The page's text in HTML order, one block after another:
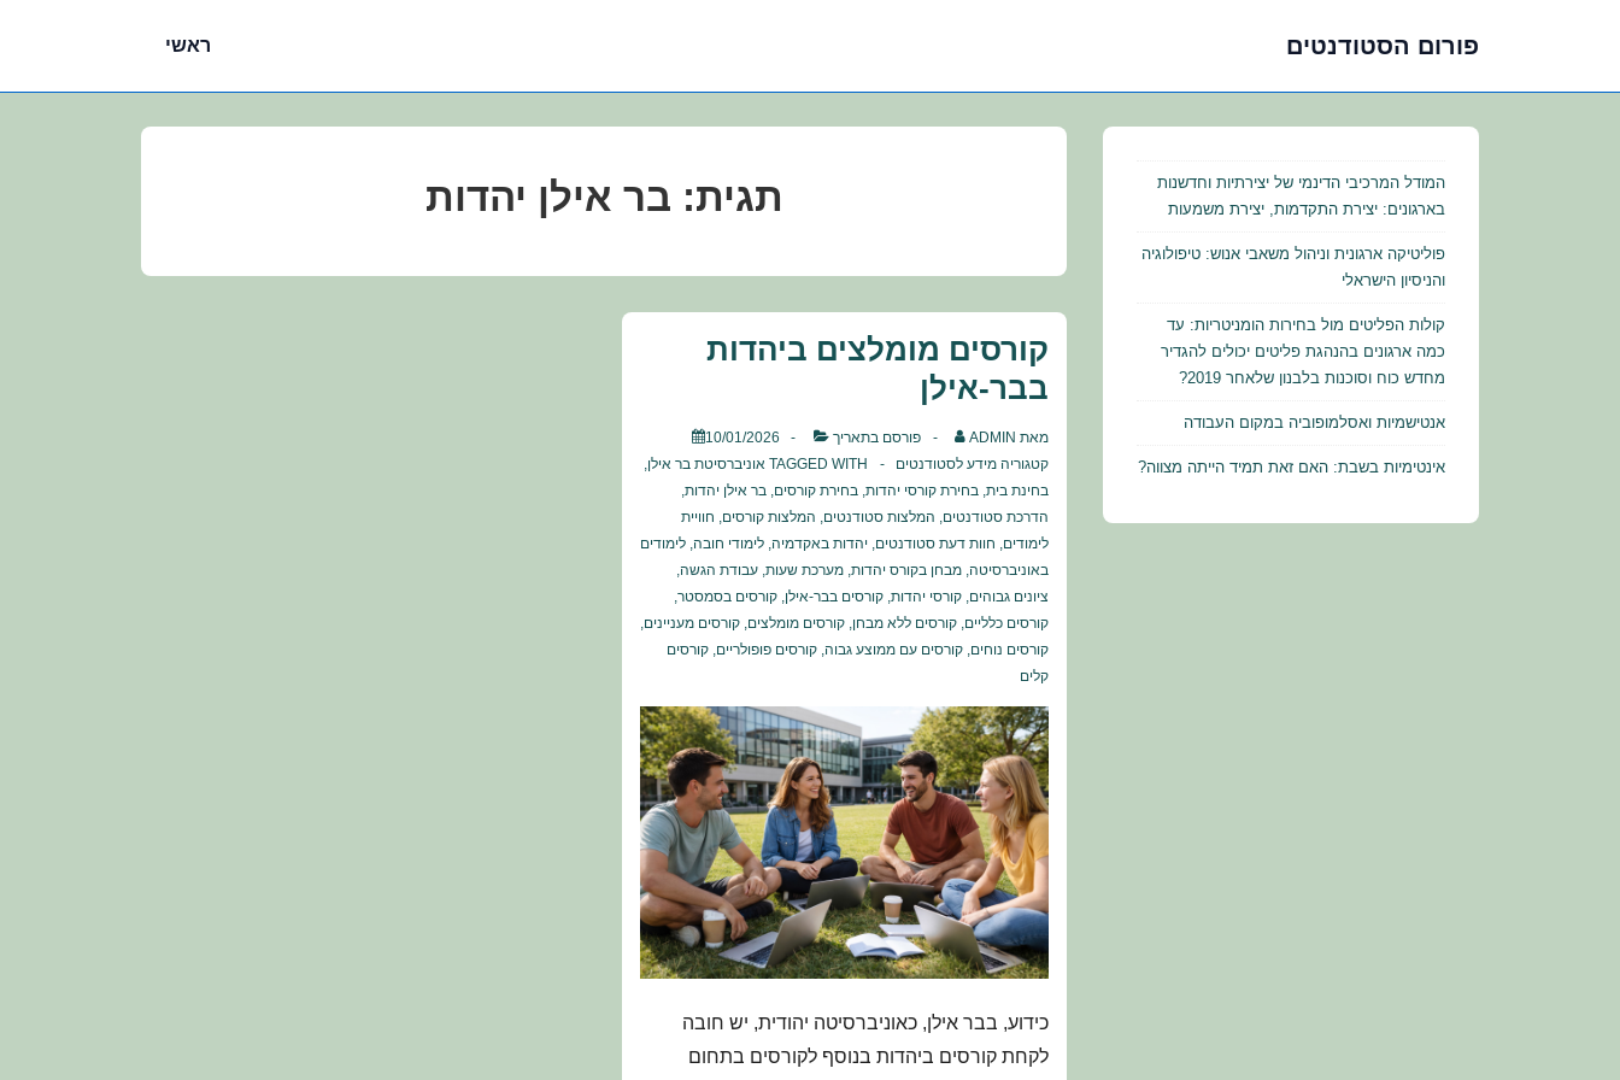
פורום הסטודנטים ראשי
תגית: בר אילן יהדות
קורסים מומלצים ביהדות
בבר-אילן
מאת ADMIN פורסם בתאריך
10/01/2026
קטגוריה מידע לסטודנטים TAGGED WITH אוניברסיטת בר אילן,
בחינת בית, בחירת קורסי יהדות, בחירת קורסים, בר אילן יהדות,
הדרכת סטודנטים, המלצות סטודנטים, המלצות קורסים, חוויית
לימודים, חוות דעת סטודנטים, יהדות באקדמיה, לימודי חובה, לימודים
באוניברסיטה, מבחן בקורס יהדות, מערכת שעות, עבודת הגשה,
ציונים גבוהים, קורסי יהדות, קורסים בבר-אילן, קורסים בסמסטר,
קורסים כלליים, קורסים ללא מבחן, קורסים מומלצים, קורסים מעניינים,
קורסים נוחים, קורסים עם ממוצע גבוה, קורסים פופולריים, קורסים
קלים
כידוע, בבר אילן, כאוניברסיטה יהודית, יש חובה
לקחת קורסים ביהדות בנוסף לקורסים בתחום
המודל המרכיבי הדינמי של יצירתיות וחדשנות
בארגונים: יצירת התקדמות, יצירת משמעות
פוליטיקה ארגונית וניהול משאבי אנוש: טיפולוגיה
והניסיון הישראלי
קולות הפליטים מול בחירות הומניטריות: עד
כמה ארגונים בהנהגת פליטים יכולים להגדיר
מחדש כוח וסוכנות בלבנון שלאחר 2019?
אנטישמיות ואסלמופוביה במקום העבודה
אינטימיות בשבת: האם זאת תמיד הייתה מצווה?